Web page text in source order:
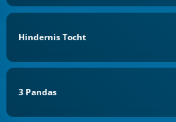
Hindernis Tocht
3 Pandas